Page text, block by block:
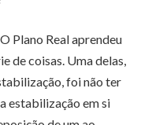
Plano Real aprendeu
de coisas. Uma delas,
foi não ter
estabilização em si